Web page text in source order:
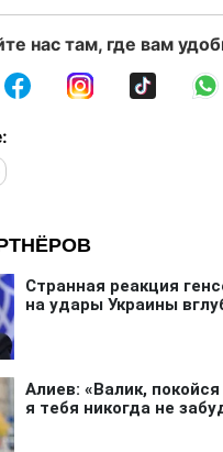
нас там, где вам